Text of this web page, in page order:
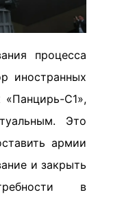
процесса
иностранных
«Панцирь-С1»,
Это
армии
и закрыть
в